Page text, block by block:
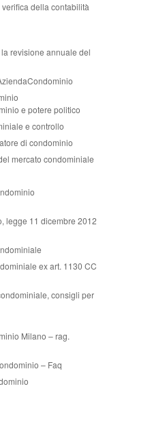
della contabilità
revisione annuale del
e potere politico
e controllo
di condominio
mercato condominiale
legge 11 dicembre 2012
ex art. 1130 CC
consigli per
Milano – rag.
– Faq